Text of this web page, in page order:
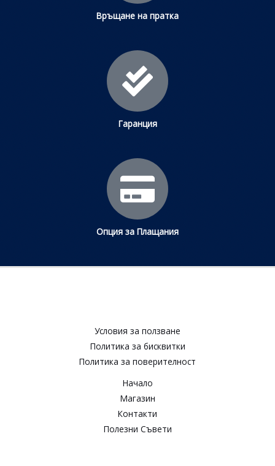
Връщане на пратка
Гаранция
Опция за Плащания
Условия за ползване​
Политика за бисквитки​
Политика за поверителност​
Начало
Магазин
Контакти
Полезни Съвети